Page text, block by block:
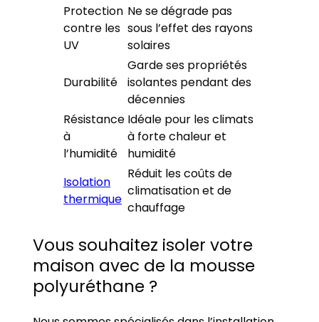
Protection
contre les
UV
Ne se dégrade pas
sous l’effet des rayons
solaires
Durabilité
Garde ses propriétés
isolantes pendant des
décennies
Résistance
à
l’humidité
Idéale pour les climats
à forte chaleur et
humidité
Isolation
thermique
Réduit les coûts de
climatisation et de
chauffage
Vous souhaitez isoler votre
maison avec de la mousse
polyuréthane ?